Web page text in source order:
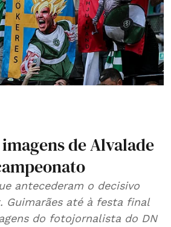
de Alvalade
antecederam o decisivo
Guimarães até à festa final
do fotojornalista do DN